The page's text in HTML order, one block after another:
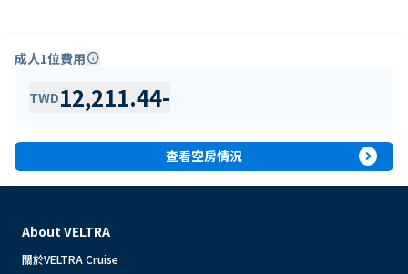
成人1位費用info
TWD12,211.44-
查看空房情況 expand_circle_right
About VELTRA
關於VELTRA Cruise